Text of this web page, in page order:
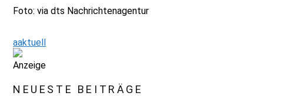
Foto: via dts Nachrichtenagentur
aaktuell
Anzeige
NEUESTE BEITRÄGE